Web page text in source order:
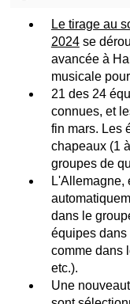
Le tirage au
2024se
avancée à
musicale
21 des 24
connues, et
fin mars. Les
chapeaux (1
groupes de
L'Allemagne,
dans le
équipes dans
comme dans
etc.).
Une